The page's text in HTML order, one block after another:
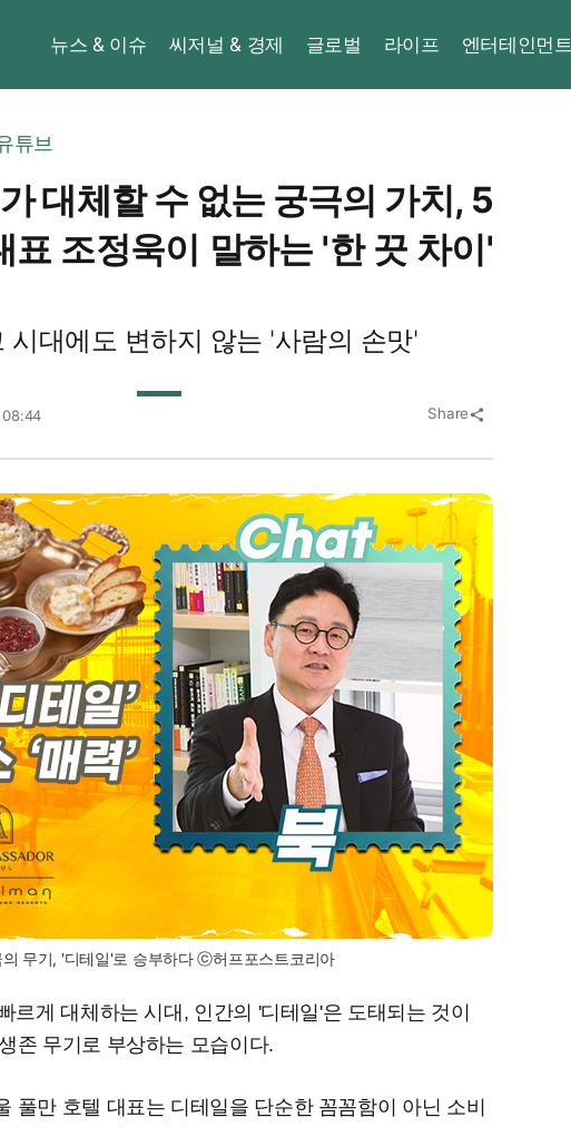
뉴스 & 이슈 씨저널 & 경제 글로벌 라이프 엔터테인먼트
튜브
대체할 수 없는 궁극의 가치, 5
표 조정욱이 말하는 '한 끗 차이'
시대에도 변하지 않는 '사람의 손맛'
Share share
무기, '디테일'로 승부하다 ⓒ허프포스트코리아
르게 대체하는 시대, 인간의 '디테일'은 도태되는 것이
존 무기로 부상하는 모습이다.
풀만 호텔 대표는 디테일을 단순한 꼼꼼함이 아닌 소비